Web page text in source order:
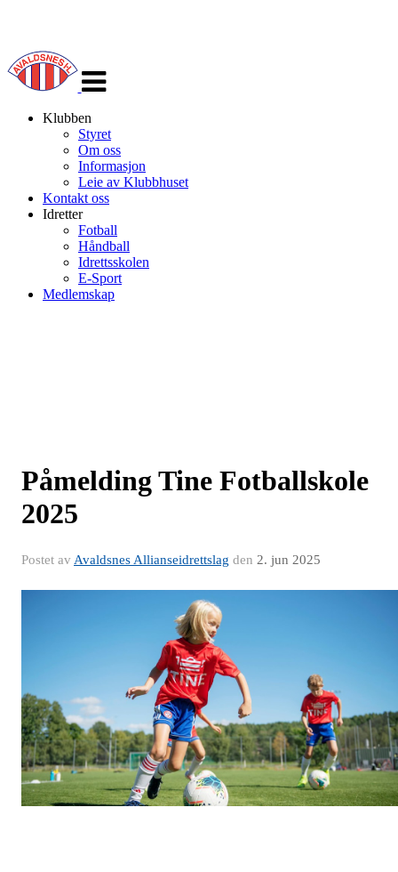
navigasjon
Klubben
Styret
Om oss
Informasjon
Leie av Klubbhuset
Kontakt oss
Idretter
Fotball
Håndball
Idrettsskolen
E-Sport
Medlemskap
Påmelding Tine Fotballskole
2025
Postet av Avaldsnes Allianseidrettslag den 2. jun 2025